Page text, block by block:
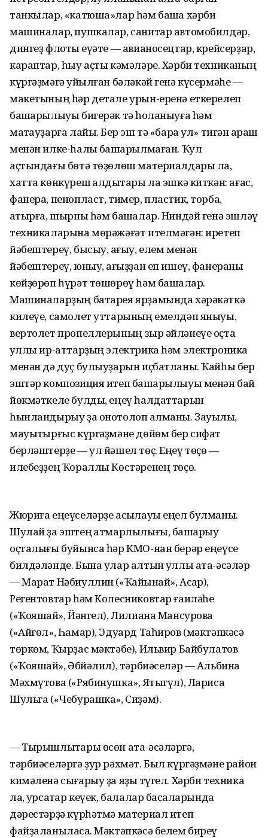
танкылар, «катюша»лар һәм башҡа хәрби
машиналар, пушкалар, санитар автомобилдәр,
дингеҙ флоты ҡеүәте — авианосецтар, крейсерҙар,
караптар, һыу аҫты кәмәләре. Хәрби техниканың
күргәҙмәгә ҡуйылған бәләкәй генә күсермәһе —
макетының һәр детале урын-еренә еткерелеп
башҡарылыуы бигерәк тә һоҡланыуға һәм
маҡтауҙарға лайыҡ. Бер эш тә «бара ул» тигән ҡараш
менән илке-һалҡы башҡарылмаған. Ҡул
аҫтындағы бөтә төҙөлөш материалдары ла,
хатта көнкүреш ҡалдыҡтары ла эшкә киткән: ағас,
фанера, пенопласт, тимер, пластик, торба,
ҡатырға, шырпы һәм башҡалар. Ниндәй генә эшләү
техникаларына мөрәжәғәт ителмәгән: иретеп
йәбештереү, бысыу, ҡағыу, елем менән
йәбештереү, юныу, ҡағыҙҙан еп ишеү, фанераны
көйҙөрөп һүрәт төшөрөү һәм башҡалар.
Машиналарҙың батарея ярҙамында хәрәкәткә
килеүе, самолет уттарының емелдәп яныуы,
вертолет пропеллерының зыр әйләнеүе оҫта
ҡуллы ир-аттарҙың электрика һәм электроника
менән дә дуҫ булыуҙарын иҫбатланы. Ҡайһы бер
эштәр композиция итеп башҡарылыуы менән бай
йөкмәткеле булды, еңеү һалдаттарын
һынландырыу ҙа онотолоп ҡалманы. Зауыҡлы,
мауыҡтырғыс күргәҙмәне дөйөм бер сифат
берләштерҙе — ул йәшел төҫ. Еңеү төҫө —
илебеҙҙең Ҡораллы Көстәренең төҫө.
Жюриға еңеүселәрҙе асыҡлауы еңел булманы.
Шулай ҙа эштең ҡатмарлылығы, башҡарыу
оҫталығы буйынса һәр КМО-нан берәр еңеүсе
билдәләнде. Бына улар алтын ҡуллы ата-әсәләр
— Марат Нәбиуллин («Ҡайынҡай», Асҡар),
Регентовтар һәм Колесниковтар ғаиләһе
(«Ҡояшҡай», Йәнгел), Лилиана Мансурова
(«Айгөл», Һамар), Эдуард Таһиров (мәктәпкәсә
төркөм, Ҡырҙас мәктәбе), Ильвир Байбулатов
(«Ҡояшҡай», Әбйәлил), тәрбиәселәр — Альбина
Мәхмүтова («Рябинушка», Яҡтыгүл), Лариса
Шульга («Чебурашка», Сиҙәм).
— Тырышлыҡтары өсөн ата-әсәләргә,
тәрбиәселәргә ҙур рәхмәт. Был күргәҙмәне район
кимәленә сығарыу ҙа яҙыҡ түгел. Хәрби техника
ла, ҡурсаҡтар кеүек, балалар баҡсаларында
дәрестәрҙә күрһәтмә материал итеп
файҙаланыласаҡ. Мәктәпкәсә белем биреү